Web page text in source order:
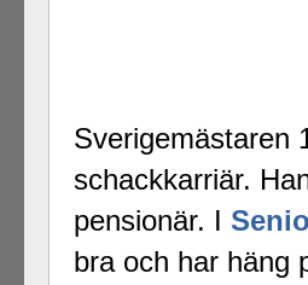
Sverigemästaren
schackkarriär.
pensionär. I
bra och har häng